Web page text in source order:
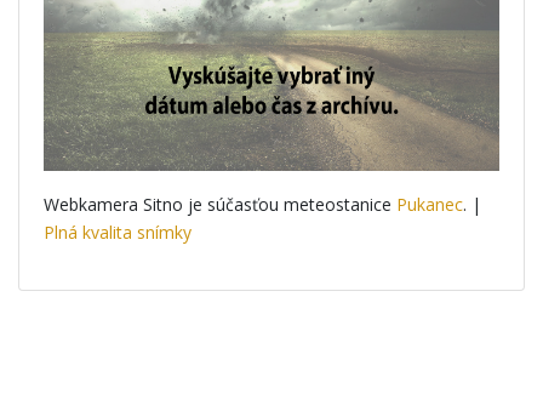
Webkamera Sitno je súčasťou meteostanice Pukanec. |
Plná kvalita snímky